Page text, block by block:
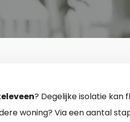
? Degelijke isolatie kan
woning? Via een aantal